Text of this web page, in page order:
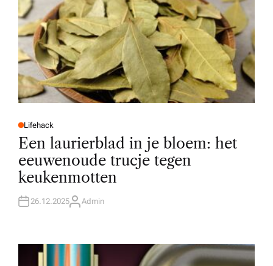
P
O
T
E
D
N
Lifehack
Een laurierblad in je bloem: het
eeuwenoude trucje tegen
keukenmotten
26.12.2025A
R
Admin